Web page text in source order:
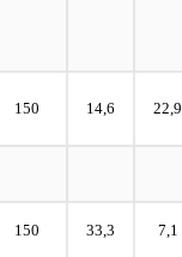
150 14,6 22,9
150 33,3 7,1